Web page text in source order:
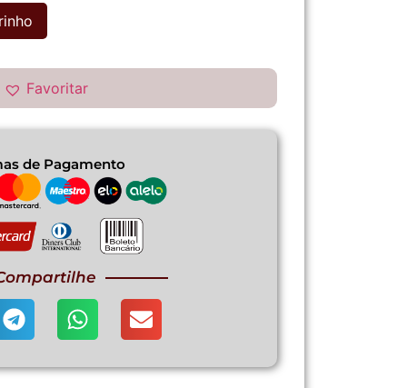
Favoritar
de Pagamento